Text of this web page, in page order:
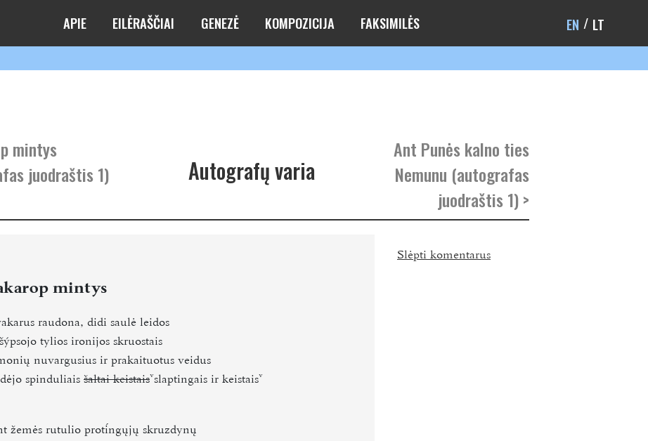
APIE EILĖRAŠČIAI GENEZĖ KOMPOZICIJA FAKSIMILĖS EN LT
mintys
juodraštis 1)
Autografų varia
Ant Punės kalno ties
Nemunu (autografas
juodraštis 1) >
mintys
raudona, didi saulė leidos
tylios ironijos skruostais
nuvargusius ir prakaituotus veidus
spinduliais šaltai keistais slaptingais ir keistais
žemės rutulio protngųjų skruzdynų
Slėpti komentarus